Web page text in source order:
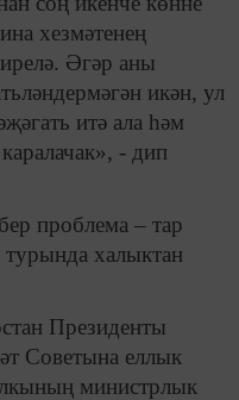
хезмәтенең
Әгәр аны
икән, ул
итә ала һәм
- дип
проблема – тар
халыктан
Президенты
Советына еллык
министрлык